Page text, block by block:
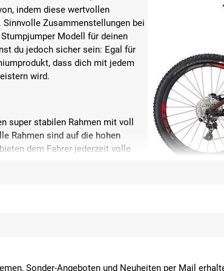
indem diese wertvollen
Zusammenstellungen bei
Modell für deinen
du jedoch sicher sein: Egal für
dass dich mit jedem
wird.
super stabilen Rahmen mit voll
Rahmen sind auf die hohen
dem Fahrer jederzeit volle
Leitungen und Züge intern
ist die SWAT-Door, ein in
das Mitführen der notwendigen Werkzeuge auf
deutlich. Für die XC Fans bietet Specialized das
dass sie nur zuverlässigste und
Sonder-Angeboten und Neuheiten per Mail